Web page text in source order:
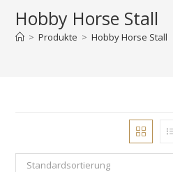
Hobby Horse Stall
> Produkte > Hobby Horse Stall
Standardsortierung